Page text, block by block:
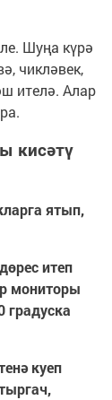
Шуңа күрә
чикләвек,
ителә. Алар
кисәтү
ятып,
итеп
мониторы
градуска
куеп